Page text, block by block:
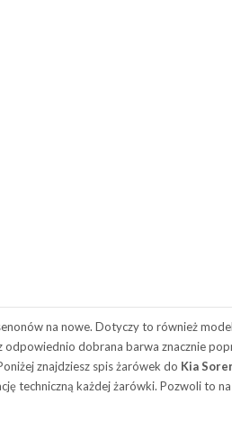
na nowe. Dotyczy to również
odpowiednio dobrana barwa znacznie
znajdziesz spis żarówek do Kia
techniczną każdej żarówki. Pozwoli to